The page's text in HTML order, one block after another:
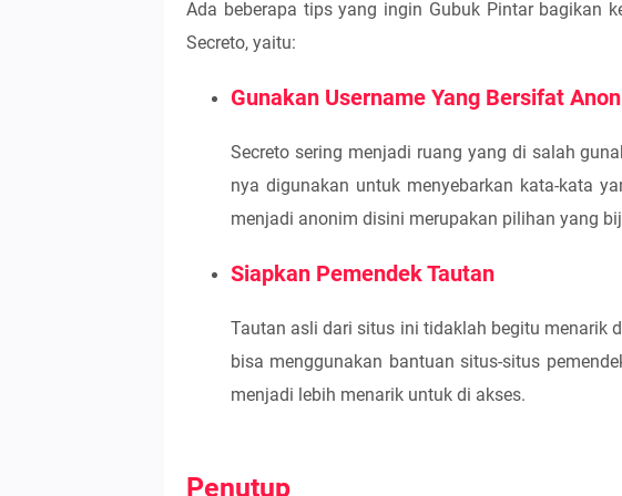
Ada beberapa tips yang ingin Gubuk Pintar bagikan
Secreto, yaitu:
Gunakan Username Yang Bersifat
Secreto sering menjadi ruang yang di salah
nya digunakan untuk menyebarkan kata-kata
menjadi anonim disini merupakan pilihan yang
Siapkan Pemendek Tautan
Tautan asli dari situs ini tidaklah begitu menarik
bisa menggunakan bantuan situs-situs
menjadi lebih menarik untuk di akses.
Penutup